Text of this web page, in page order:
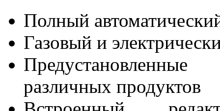
Полный
Газовый и
различных продуктов